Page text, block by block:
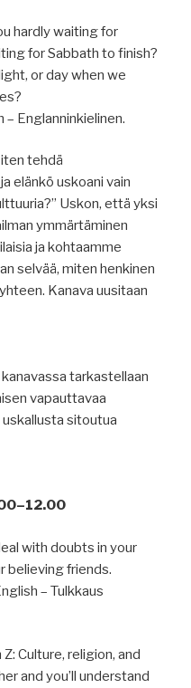
hardly waiting for
for Sabbath to finish?
or day when we
– Englanninkielinen.
tehdä
elänkö uskoani vain
Uskon, että yksi
ymmärtäminen
ja kohtaamme
selvää, miten henkinen
Kanava uusitaan
tarkastellaan
vapauttavaa
sitoutua
with doubts in your
believing friends.
– Tulkkaus
Culture, religion, and
and you’ll understand